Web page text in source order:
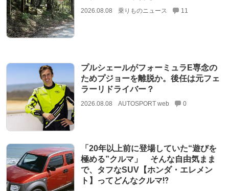
2026.08.08 乗りものニュース 11
プルシェールがフォーミュラE専念の
ためプジョーを離脱か。後任は元フェ
ラーリドライバー？
2026.08.08 AUTOSPORT web 0
「20年以上前に登場していた“遊びを
極める”クルマ」 そんな自由気まま
で、タフなSUV【ホンダ・エレメン
ト】ってどんなクルマ⁉︎